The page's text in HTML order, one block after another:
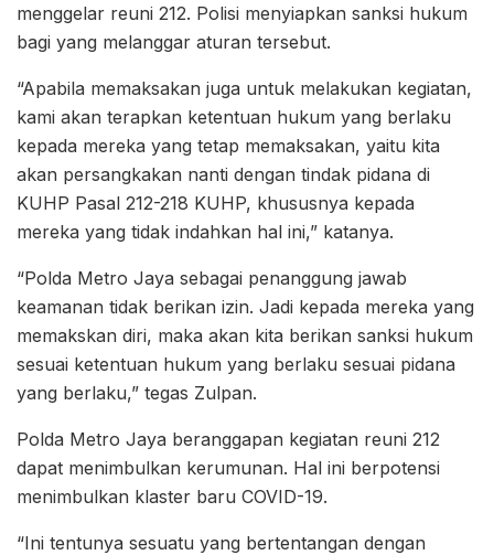
menggelar reuni 212. Polisi menyiapkan sanksi hukum
bagi yang melanggar aturan tersebut.
“Apabila memaksakan juga untuk melakukan kegiatan,
kami akan terapkan ketentuan hukum yang berlaku
kepada mereka yang tetap memaksakan, yaitu kita
akan persangkakan nanti dengan tindak pidana di
KUHP Pasal 212-218 KUHP, khususnya kepada
mereka yang tidak indahkan hal ini,” katanya.
“Polda Metro Jaya sebagai penanggung jawab
keamanan tidak berikan izin. Jadi kepada mereka yang
memakskan diri, maka akan kita berikan sanksi hukum
sesuai ketentuan hukum yang berlaku sesuai pidana
yang berlaku,” tegas Zulpan.
Polda Metro Jaya beranggapan kegiatan reuni 212
dapat menimbulkan kerumunan. Hal ini berpotensi
menimbulkan klaster baru COVID-19.
“Ini tentunya sesuatu yang bertentangan dengan